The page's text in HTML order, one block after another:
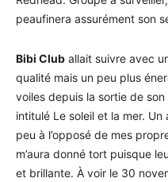
peaufinera assurément son
Bibi Club allait suivre avec
qualité mais un peu plus
voiles depuis la sortie de
intitulé Le soleil et la mer.
peu à l’opposé de mes
m’aura donné tort puisque
et brillante. À voir le 30